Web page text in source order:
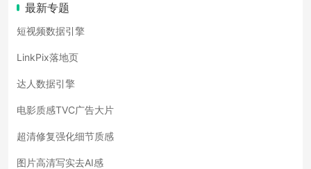
最新专题
短视频数据引擎
LinkPix落地页
达人数据引擎
电影质感TVC广告大片
超清修复强化细节质感
图片高清写实去AI感